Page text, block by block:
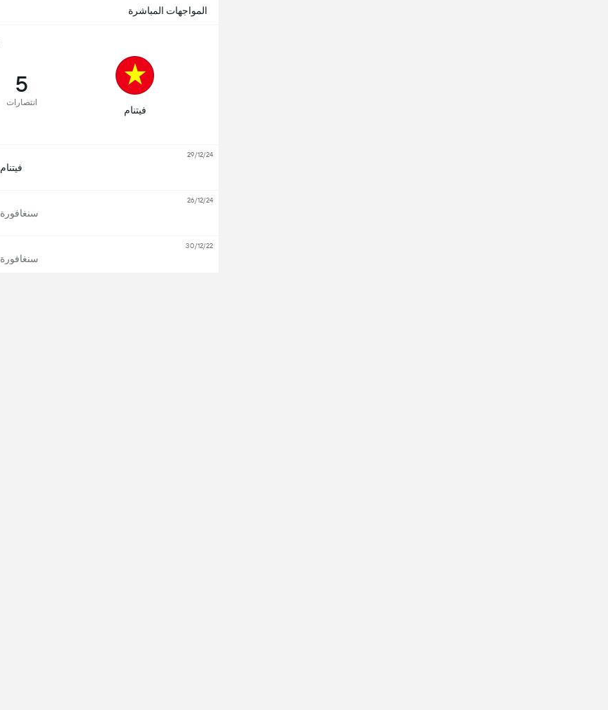
المواجهات المباشرة
فيتنام
5
انتصارات
فيتنام
29/12/24
سنغافورة
26/12/24
سنغافورة
30/12/22